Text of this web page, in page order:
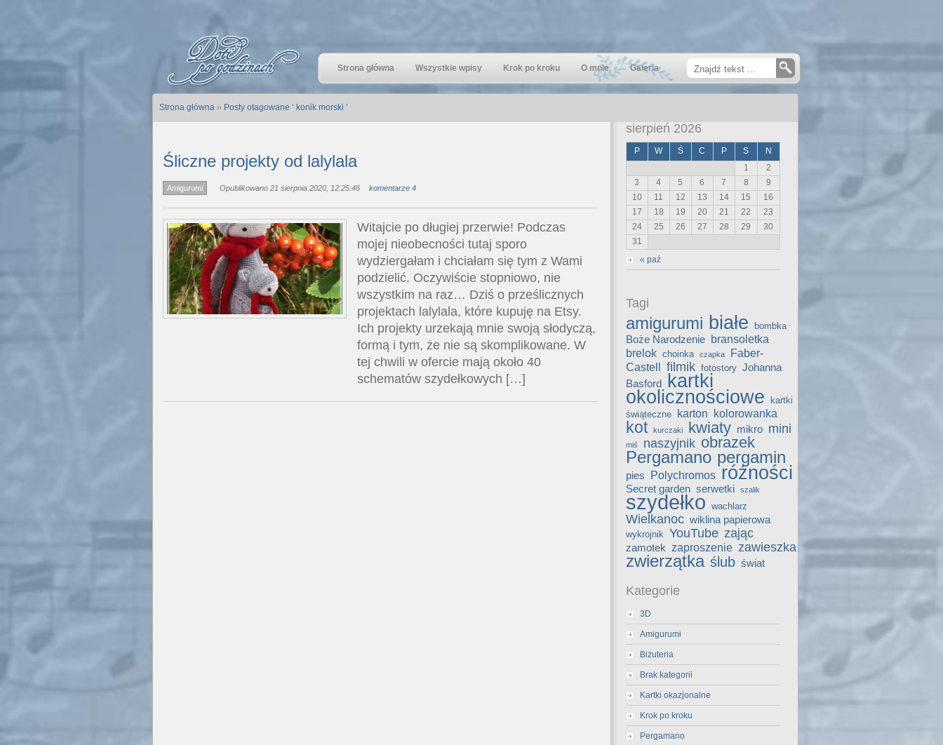
Strona główna Wszystkie wpisy Krok po kroku O mnie Galeria
Strona główna» Posty otagowane ‘ konik morski ’
Śliczne projekty od lalylala
Amigurumi Opublikowano 21 sierpnia 2020, 12:25:46 komentarze 4
Witajcie po długiej przerwie! Podczas
mojej nieobecności tutaj sporo
wydziergałam i chciałam się tym z Wami
podzielić. Oczywiście stopniowo, nie
wszystkim na raz… Dziś o prześlicznych
projektach lalylala, które kupuję na Etsy.
Ich projekty urzekają mnie swoją słodyczą,
formą i tym, że nie są skomplikowane. W
tej chwili w ofercie mają około 40
schematów szydełkowych […]
sierpień 2026
P W Ś C P S
N
1
2
3
4 5 6 7 8
9
10
11 12 13 14 15
16
17
18 19 20 21 22
23
24
25 26 27 28 29
30
31
« paź
Tagi
amigurumi białe bombka
Boże Narodzenie bransoletka
brelok choinka czapka
Faber-
Castell filmik fotostory Johanna
Basford
kartki
okolicznościowe
kartki
świąteczne
karton kolorowanka
kot kurczaki kwiaty mikro mini
miś naszyjnik obrazek
Pergamano pergamin
pies Polychromos różności
Secret garden serwetki szalik
szydełko wachlarz
Wielkanoc wiklina papierowa
wykrojnik YouTube zając
zamotek zaproszenie zawieszka
zwierzątka ślub świat
Kategorie
3D
Amigurumi
Biżuteria
Brak kategorii
Kartki okazjonalne
Krok po kroku
Pergamano